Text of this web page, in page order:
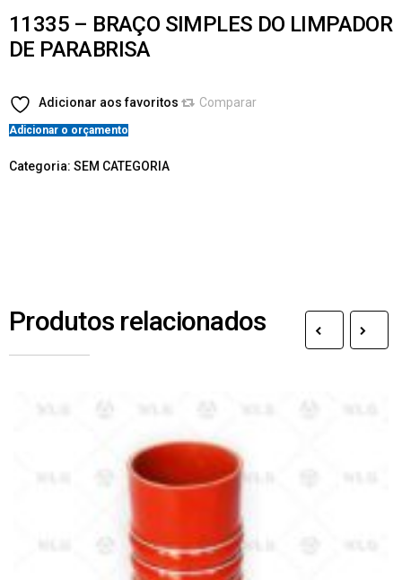
11335 – BRAÇO SIMPLES DO LIMPADOR
DE PARABRISA
Adicionar aos favoritos Comparar
Adicionar o orçamento
Categoria: SEM CATEGORIA
Produtos relacionados